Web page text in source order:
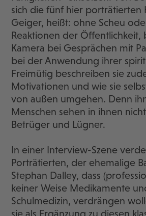
sich die fünf hier porträtierten
Geiger, heißt: ohne Scheu
Reaktionen der Öffentlichkeit,
Kamera bei Gesprächen mit
bei der Anwendung ihrer
Freimütig beschreiben sie
Motivationen und wie sie
von außen umgehen. Denn
Menschen sehen in ihnen
Betrüger und Lügner.
In einer Interview-Szene
Porträtierten, der ehemalige
Stephan Dalley, dass
keiner Weise Medikamente
Schulmedizin, verdrängen
sie als Ergänzung zu diesen